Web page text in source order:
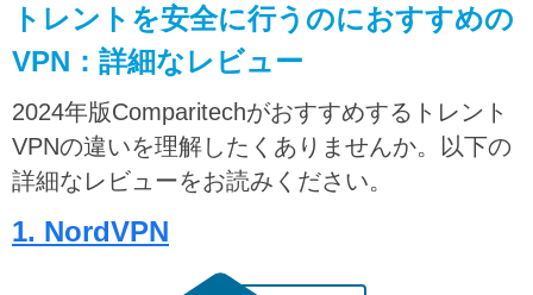
トレントを安全に行うのにおすすめの
VPN：詳細なレビュー
2024年版Comparitechがおすすめするトレント
VPNの違いを理解したくありませんか。以下の
詳細なレビューをお読みください。
1. NordVPN